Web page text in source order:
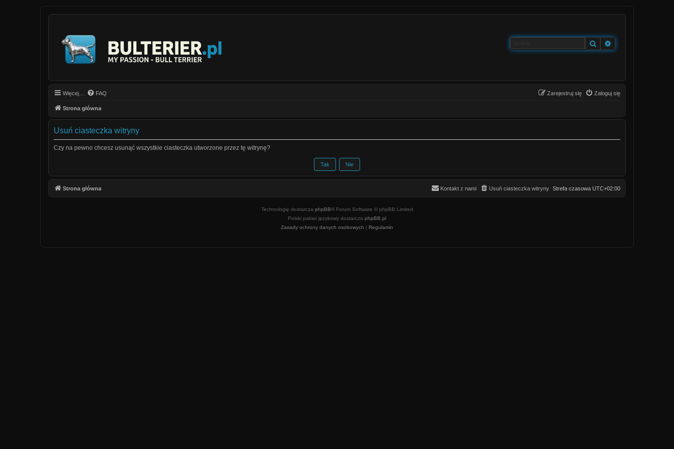
Szukaj
Więcej… FAQ Zaloguj się
Zarejestruj się
Strona główna
Usuń ciasteczka witryny
Czy na pewno chcesz usunąć wszystkie ciasteczka utworzone przez tę witrynę?
Strona główna Strefa czasowa UTC+02:00
Usuń ciasteczka witryny
Kontakt z nami
Technologię dostarcza phpBB® Forum Software © phpBB Limited
Polski pakiet językowy dostarcza phpBB.pl
Zasady ochrony danych osobowych | Regulamin